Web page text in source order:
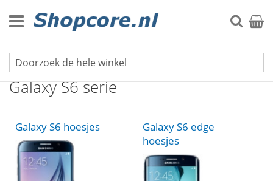
naar
de
Zoek
Samsung hoesjes
Galaxy S6 serie
Galaxy S6 hoesjes
Galaxy S6 edge
hoesjes